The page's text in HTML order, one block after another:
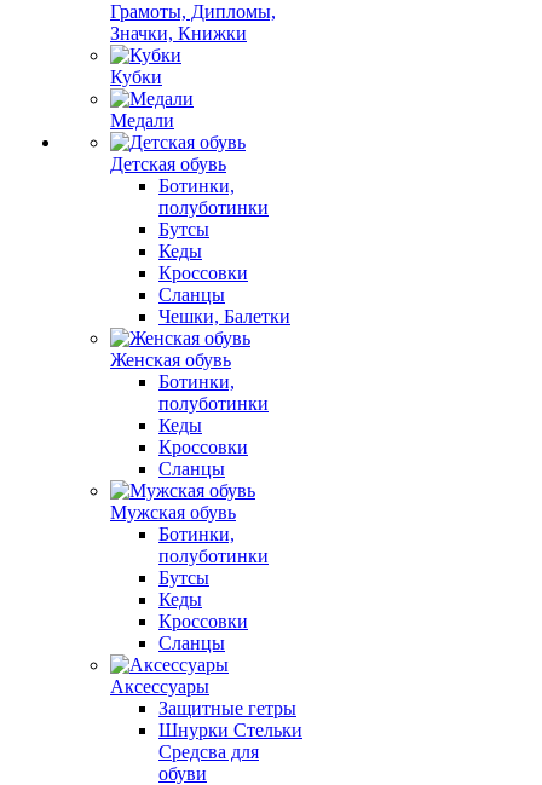
Грамоты, Дипломы,
Значки, Книжки
Кубки
Медали
Детская обувь
Ботинки,
полуботинки
Бутсы
Кеды
Кроссовки
Сланцы
Чешки, Балетки
Женская обувь
Ботинки,
полуботинки
Кеды
Кроссовки
Сланцы
Мужская обувь
Ботинки,
полуботинки
Бутсы
Кеды
Кроссовки
Сланцы
Аксессуары
Защитные гетры
Шнурки Стельки
Средсва для
обуви